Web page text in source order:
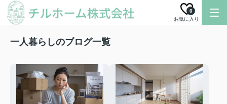
お気に入り
0
一人暮らしのブログ一覧